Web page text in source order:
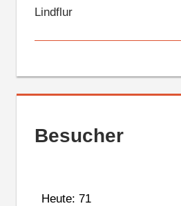
Lindflur
Besucher
Heute: 71